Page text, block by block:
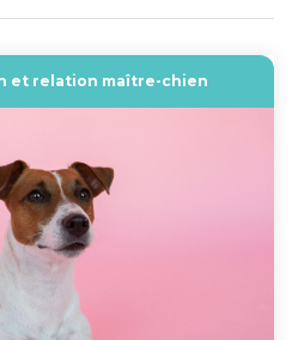
et relation maître-chien